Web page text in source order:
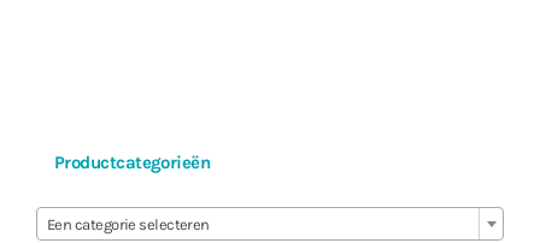
Productcategorieën
Een categorie selecteren